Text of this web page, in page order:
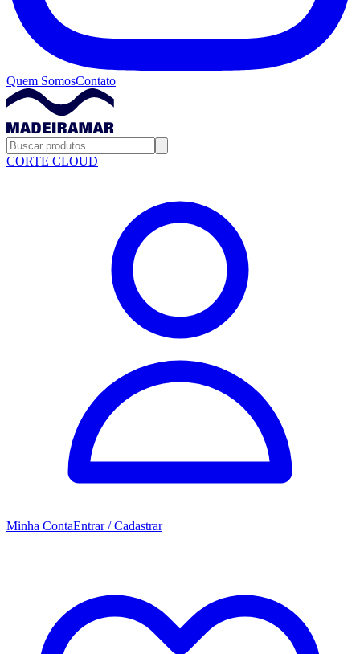
Quem SomosContato
CORTE CLOUD
Minha ContaEntrar / Cadastrar